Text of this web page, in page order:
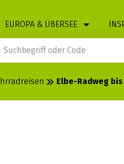
EUROPA & ÜBERSEE
Elbe-Radweg